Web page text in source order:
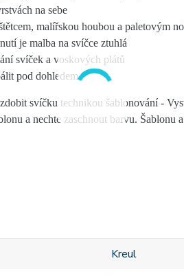
na sebe
malířskou houbou a paletovým
je malba na svíčce ztuhlá
svíček a voskových plátů
pod dohledem
svíčku technikou šablonování -
a nechte zaschnout barvu.
Kreul